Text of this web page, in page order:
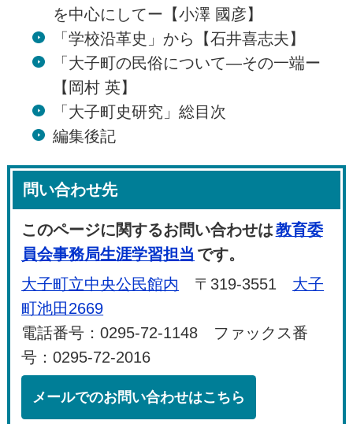
を中心にしてー【小澤 國彦】
「学校沿革史」から【石井喜志夫】
「大子町の民俗について―その一端ー
【岡村 英】
「大子町史研究」総目次
編集後記
問い合わせ先
このページに関するお問い合わせは教育委
員会事務局生涯学習担当 です。
大子町立中央公民館内 〒319-3551 大子
町池田2669
電話番号：0295-72-1148 ファックス番
号：0295-72-2016
メールでのお問い合わせはこちら